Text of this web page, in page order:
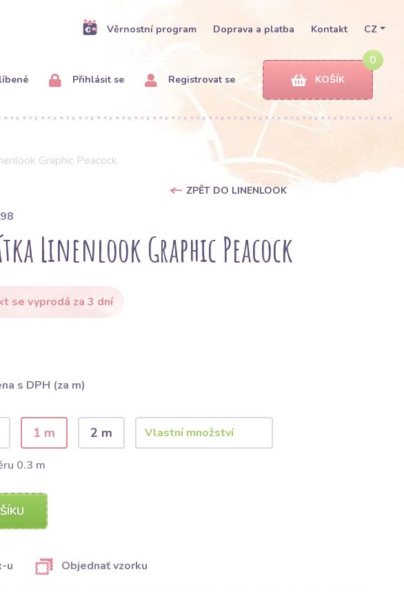
Věrnostní program Doprava a platba Kontakt CZ
Přihlásit se Registrovat se
0
KOŠÍK
Graphic Peacock
ZPĚT DO LINENLOOK
Linenlook Graphic Peacock
se vyprodá za 3 dní
s DPH (za m)
1 m 2 m
0.3 m
u Objednať vzorku